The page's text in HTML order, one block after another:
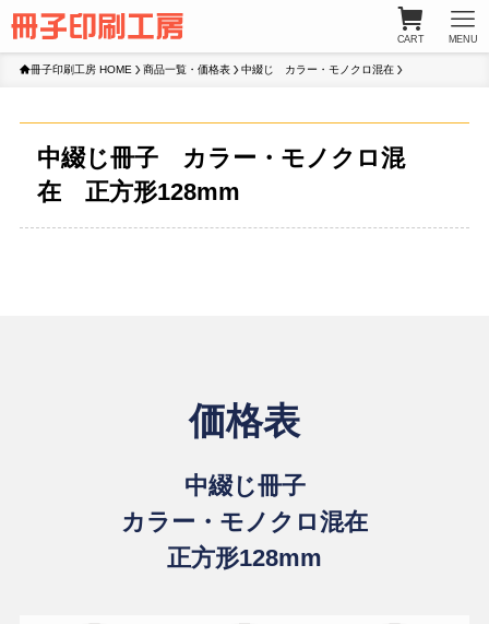
CART MENU
冊子印刷工房 HOME 商品一覧・価格表 中綴じ カラー・モノクロ混在
中綴じ冊子 カラー・モノクロ混
在 正方形128mm
価格表
中綴じ冊子
カラー・モノクロ混在
正方形128mm